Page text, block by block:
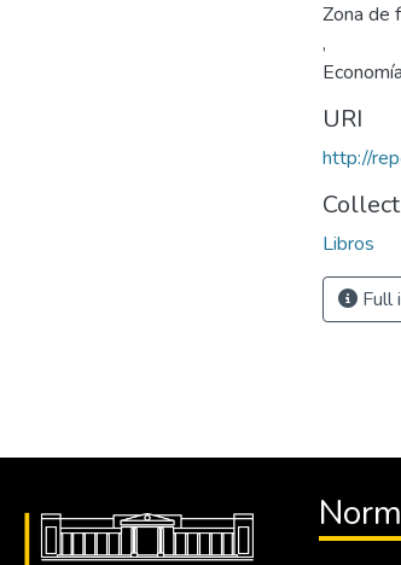
Zona de
,
URI
http://
Libros
Full